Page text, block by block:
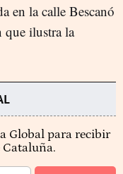
en la calle Bescanó
que ilustra la
Global para recibir